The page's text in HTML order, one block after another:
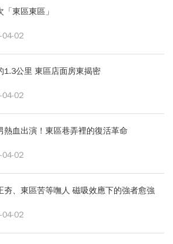
「東區東區」
04-02
1.3公里 東區店面房東揭密
04-02
熱血出演！東區巷弄裡的復活革命
04-02
夯、東區苦等嘸人 磁吸效應下的強者愈強
04-02